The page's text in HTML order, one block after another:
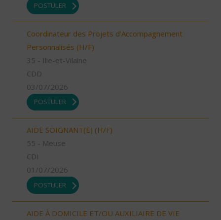
POSTULER
Coordinateur des Projets d'Accompagnement
Personnalisés (H/F)
35 - Ille-et-Vilaine
CDD
03/07/2026
POSTULER
AIDE SOIGNANT(E) (H/F)
55 - Meuse
CDI
01/07/2026
POSTULER
AIDE À DOMICILE ET/OU AUXILIAIRE DE VIE